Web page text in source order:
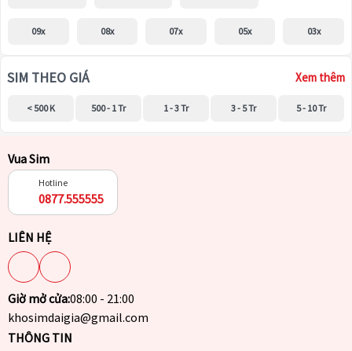
09x 08x 07x 05x 03x
SIM THEO GIÁ Xem thêm
< 500 K 500 - 1 Tr 1 - 3 Tr 3 - 5 Tr 5 - 10 Tr
Vua Sim
Hotline
0877.555555
LIÊN HỆ
Giờ mở cửa:08:00 - 21:00
khosimdaigia@gmail.com
THÔNG TIN